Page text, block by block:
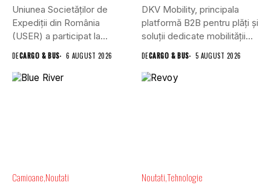
Uniunea Societăților de
Expediții din România
(USER) a participat la
reuniunea online...
DECARGO & BUS 6 AUGUST 2026
DKV Mobility, principala
platformă B2B pentru plăți și
soluții dedicate mobilității
rutiere,...
DECARGO & BUS 5 AUGUST 2026
Camioane Noutati NoutatiTehnologie